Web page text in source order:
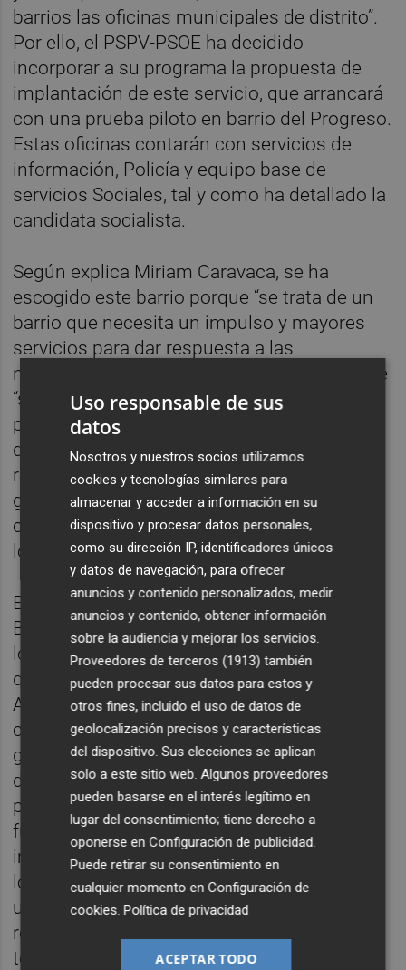
barrios las oficinas municipales de distrito”.
Por ello, el PSPV-PSOE ha decidido
incorporar a su programa la propuesta de
implantación de este servicio, que arrancará
con una prueba piloto en barrio del Progreso.
Estas oficinas contarán con servicios de
información, Policía y equipo base de
servicios Sociales, tal y como ha detallado la
candidata socialista.
Según explica Miriam Caravaca, se ha
escogido este barrio porque “se trata de un
barrio que necesita un impulso y mayores
servicios para dar respuesta a las
necesidades de los vecinos”, además de que
“se trata de un barrio con una elevada
proporción de gente mayor y con presencia
de inmigrantes, lo que hace necesario un
refuerzo de los servicios municipales,
generando más y mejores espacios de
convivencia y acercando la administración a
los ciudadanos”.
El alcalde y candidato socialista, José
Benlloch, ha explicado que en esta
legislatura el equipo de gobierno ha tenido
que “priorizar” recursos pero ahora el
Ayuntamiento sí está en disposición de
comenzar a abrir estas oficinas de distrito
gracias, entre otras cosas, a la implantación
de la administración electrónica o la
posibilidad de crear más plazas de
funcionarios. Para el actual alcalde, es
importante dejar claro que “los vecinos de
los barrios tienen el mismo derecho a tener
una buena calidad de vida que aquellos que
residen en el centro de la ciudad, porque
todos somos Vila-real”.
Uso responsable de sus
datos
Nosotros y nuestros socios utilizamos
cookies y tecnologías similares para
almacenar y acceder a información en su
dispositivo y procesar datos personales,
como su dirección IP, identificadores únicos
y datos de navegación, para ofrecer
anuncios y contenido personalizados, medir
anuncios y contenido, obtener información
sobre la audiencia y mejorar los servicios.
Proveedores de terceros (1913) también
pueden procesar sus datos para estos y
otros fines, incluido el uso de datos de
geolocalización precisos y características
del dispositivo. Sus elecciones se aplican
solo a este sitio web. Algunos proveedores
pueden basarse en el interés legítimo en
lugar del consentimiento; tiene derecho a
oponerse enConfiguración de publicidad.
Puede retirar su consentimiento en
cualquier momento enConfiguración de
cookies.Política de privacidad
ACEPTAR TODO